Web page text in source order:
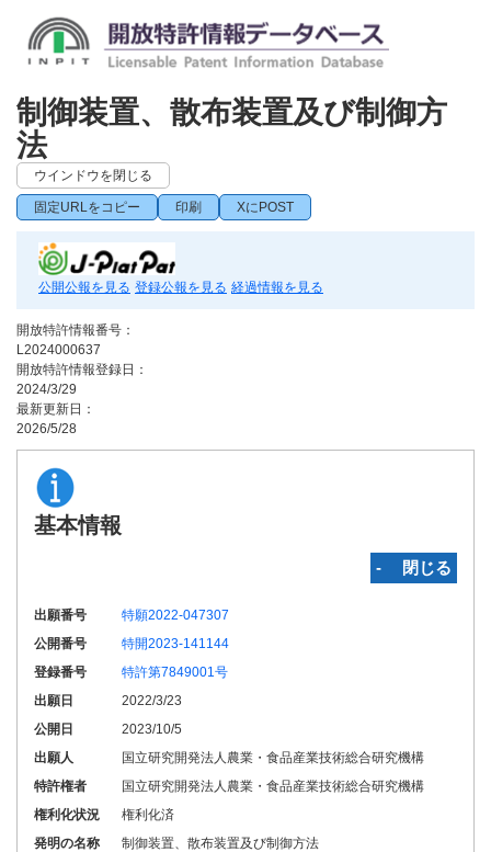
制御装置、散布装置及び制御方
法
ウインドウを閉じる
固定URLをコピー 印刷 XにPOST
公開公報を見る 登録公報を見る 経過情報を見る
開放特許情報番号：
L2024000637
開放特許情報登録日：
2024/3/29
最新更新日：
2026/5/28
基本情報
‐ 閉じる
出願番号
特願2022-047307
公開番号
特開2023-141144
登録番号
特許第7849001号
出願日
2022/3/23
公開日
2023/10/5
出願人
国立研究開発法人農業・食品産業技術総合研究機構
特許権者
国立研究開発法人農業・食品産業技術総合研究機構
権利化状況
権利化済
発明の名称
制御装置、散布装置及び制御方法